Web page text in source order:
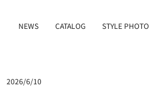
NEWS CATALOG STYLE PHOTO
2026/6/10